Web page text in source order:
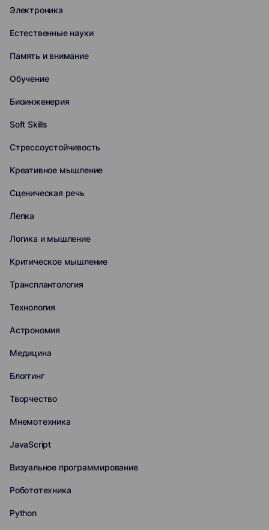
Электроника
Естественные науки
Память и внимание
Обучение
Биоинженерия
Soft Skills
Стрессоустойчивость
Креативное мышление
Сценическая речь
Лепка
Логика и мышление
Критическое мышление
Трансплантология
Технология
Астрономия
Медицина
Блоггинг
Творчество
Мнемотехника
JavaScript
Визуальное программирование
Робототехника
Python